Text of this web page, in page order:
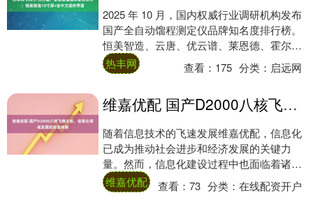
2025 年 10 月，国内权威行业调研机构发布
国产全自动馏程测定仪品牌知名度排行榜。
恒美智造、云唐、优云谱、莱恩德、霍尔
德、来因、宏微量子依次入选热丰网，榜
单....
热丰网 查看： 175 分类： 启远网
维嘉优配 国产D2000八核飞腾主板，信息化领域发展的安全保障
随着信息技术的飞速发展维嘉优配，信息化
已成为推动社会进步和经济发展的关键力
量。然而，信息化建设过程中也面临着诸多
安全风险，如数据泄露、网络病毒、系统故
障等，为确....
维嘉优配 查看：73 分类：在线配资开户